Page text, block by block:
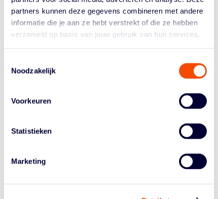
partners kunnen deze gegevens combineren met andere
informatie die je aan ze hebt verstrekt of die ze hebben
verzameld op basis van jouw gebruik van hun services.
Noodzakelijk
Voorkeuren
Statistieken
Marketing
wedstrijd voorbij.
Worthy de Jongblijft opzien baren in Wenen. Na 25
na vier duels op een gemiddelde van ruim 11 punten
per wedstrijd staat.
"Ongeslagen de poule doorkomen was het eerste doel,
maar nu gaat het toernooi pas echt beginnen",
goede flow en beginnen steeds beter te spelen, vooral
aanvallend zijn we op dit moment sterk. Verdedigend
we niet altijd even scherp de tweede dag."